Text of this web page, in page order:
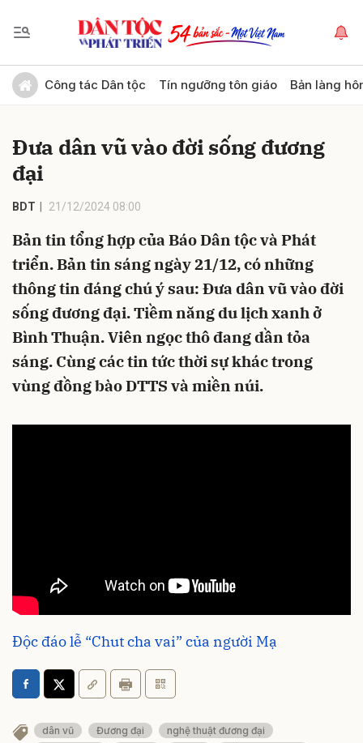
Công tác Dân tộc Tín ngưỡng tôn giáo Bản làng
Đưa dân vũ vào đời sống đương
đại
BDT 21/12/2024 08:00
Bản tin tổng hợp của Báo Dân tộc và Phát
triển. Bản tin sáng ngày 21/12, có những
thông tin đáng chú ý sau: Đưa dân vũ vào đời
sống đương đại. Tiềm năng du lịch xanh ở
Bình Thuận. Viên ngọc thô đang dần tỏa
sáng. Cùng các tin tức thời sự khác trong
vùng đồng bào DTTS và miền núi.
Độc đáo lễ “Chut cha vai” của người Mạ
dân vũ Đương đại
nghệ thuật đương đại
Gửi bình luận
Hủy Gửi